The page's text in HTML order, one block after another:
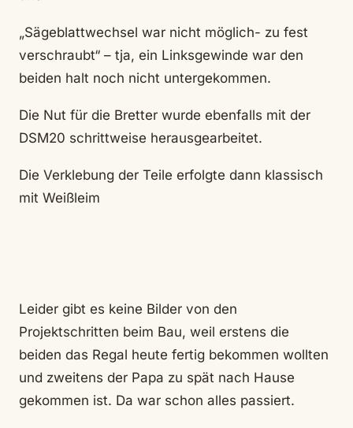
„Sägeblattwechsel war nicht möglich- zu fest
verschraubt“ – tja, ein Linksgewinde war den
beiden halt noch nicht untergekommen.
Die Nut für die Bretter wurde ebenfalls mit der
DSM20 schrittweise herausgearbeitet.
Die Verklebung der Teile erfolgte dann klassisch
mit Weißleim
Leider gibt es keine Bilder von den
Projektschritten beim Bau, weil erstens die
beiden das Regal heute fertig bekommen wollten
und zweitens der Papa zu spät nach Hause
gekommen ist. Da war schon alles passiert.